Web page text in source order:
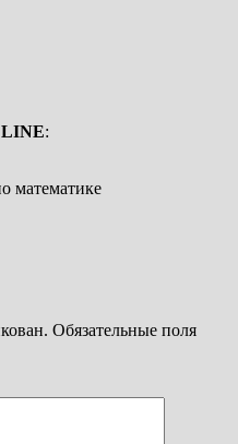
:
математике
Обязательные поля